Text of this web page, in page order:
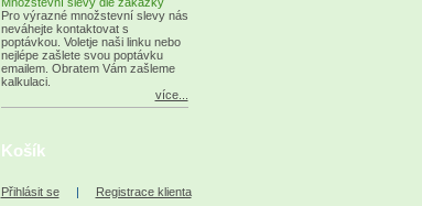
Pro výrazné množstevní slevy nás
neváhejte kontaktovat s
poptávkou. Voletje naši linku nebo
nejlépe zašlete svou poptávku
emailem. Obratem Vám zašleme
kalkulaci.
více...
Košík
Přihlásit se| Registrace klienta